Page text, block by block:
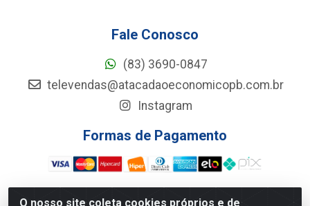
O nosso site coleta cookies próprios e de
Fale Conosco
(83) 3690-0847
televendas@atacadaoeconomicopb.com.br
Instagram
Formas de Pagamento